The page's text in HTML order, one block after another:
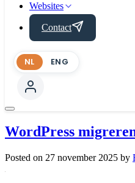
Websites
Contact
NL ENG
WordPress
Posted on 27 november 2025 by